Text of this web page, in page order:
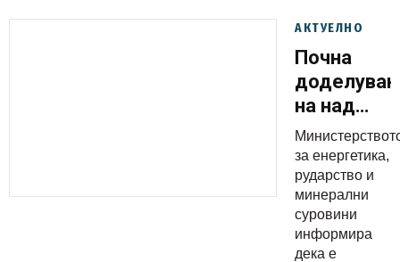
АКТУЕЛНО
Почна
на над
6.000
ваучери
за
инвертер
клима-
уреди
за енергетика,
рударство и
минерални
суровини
информира
дека е